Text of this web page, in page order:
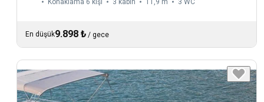
Konaklama 6 kişi 3 kabin 11,9 m 3 WC
En düşük9.898 ₺ / gece